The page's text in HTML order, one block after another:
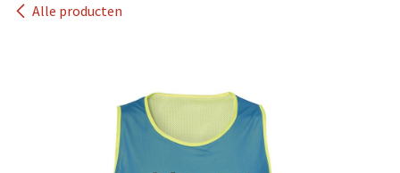
Alle producten